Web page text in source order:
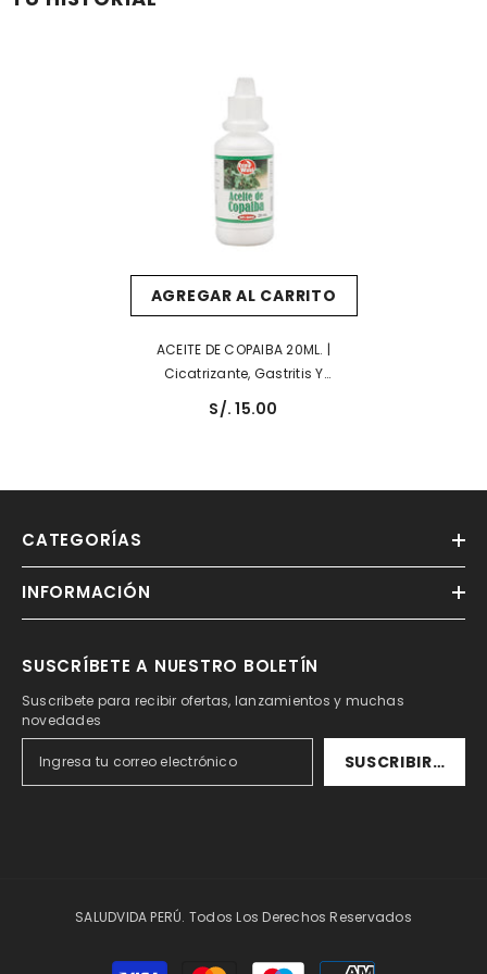
AGREGAR AL CARRITO
ACEITE DE COPAIBA 20ML. |
Cicatrizante, Gastritis Y
Antiinflamatorio.
S/. 15.00
CATEGORÍAS
INFORMACIÓN
SUSCRÍBETE A NUESTRO BOLETÍN
Suscribete para recibir ofertas, lanzamientos y muchas
novedades
SUSCRIBIRSE
SALUDVIDA PERÚ. Todos Los Derechos Reservados
Formas